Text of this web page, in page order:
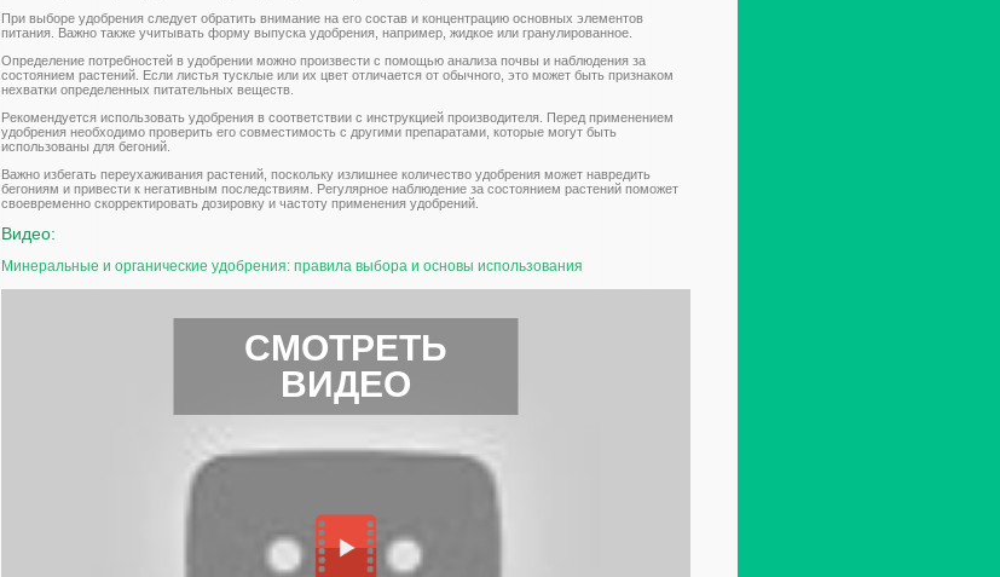
При выборе удобрения следует обратить внимание на его состав и концентрацию основных элементов
питания. Важно также учитывать форму выпуска удобрения, например, жидкое или гранулированное.
Определение потребностей в удобрении можно произвести с помощью анализа почвы и наблюдения за
состоянием растений. Если листья тусклые или их цвет отличается от обычного, это может быть признаком
нехватки определенных питательных веществ.
Рекомендуется использовать удобрения в соответствии с инструкцией производителя. Перед применением
удобрения необходимо проверить его совместимость с другими препаратами, которые могут быть
использованы для бегоний.
Важно избегать переухаживания растений, поскольку излишнее количество удобрения может навредить
бегониям и привести к негативным последствиям. Регулярное наблюдение за состоянием растений поможет
своевременно скорректировать дозировку и частоту применения удобрений.
Видео:
Минеральные и органические удобрения: правила выбора и основы использования
СМОТРЕТЬ
ВИДЕО